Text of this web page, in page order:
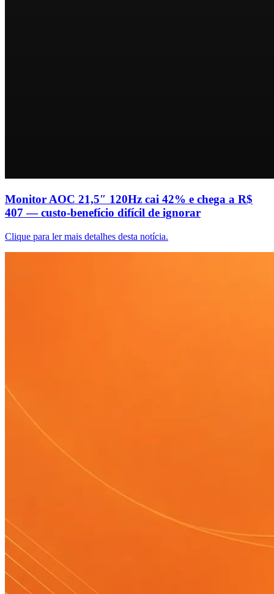
Monitor AOC 21,5″ 120Hz cai 42% e chega a R$
407 — custo-benefício difícil de ignorar
Clique para ler mais detalhes desta notícia.